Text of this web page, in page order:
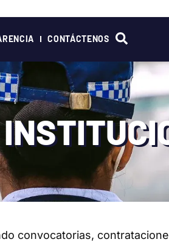
CONTÁCTENOS
convocatorias,